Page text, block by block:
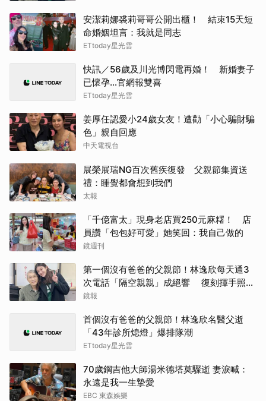
安潔莉娜裘莉哥哥公開出櫃！ 結束15天短
命婚姻坦言：我就是同志
ETtoday星光雲
快訊／56歲及川光博閃電再婚！ 新婚妻子
已懷孕…官網報雙喜
ETtoday星光雲
姜厚任認愛小24歲女友！遭勸「小心騙財騙
色」親自回應
中天電視台
展榮展瑞NG百次舊疾復發 父親節集資送
禮：睡覺都會想到我們
太報
「千億富太」現身老店買250元麻糬！ 店
員讚「包包好可愛」她笑回：我自己做的
鏡週刊
第一個沒有爸爸的父親節！林逸欣每天通3
次電話「隔空親親」成絕響 復刻揮手照全
網淚崩
鏡報
首個沒有爸爸的父親節！林逸欣名醫父逝
「43年診所熄燈」爆排隊潮
ETtoday星光雲
70歲鋼吉他大師湯米德塔莫驟逝 妻淚喊：
永遠是我一生摯愛
EBC 東森娛樂